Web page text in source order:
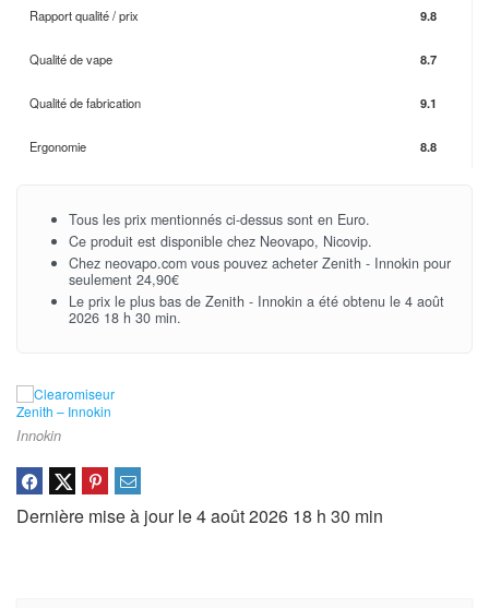
Rapport qualité / prix 9.8
Qualité de vape 8.7
Qualité de fabrication 9.1
Ergonomie 8.8
Tous les prix mentionnés ci-dessus sont en Euro.
Ce produit est disponible chez Neovapo, Nicovip.
Chez neovapo.com vous pouvez acheter Zenith - Innokin pour
seulement 24,90€
Le prix le plus bas de Zenith - Innokin a été obtenu le 4 août
2026 18 h 30 min.
Innokin
Dernière mise à jour le 4 août 2026 18 h 30 min